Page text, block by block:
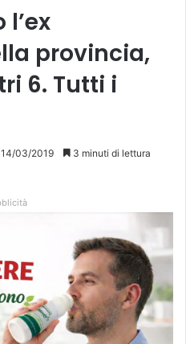
l’ex
provincia,
6. Tutti i
14/03/2019 3 minuti di lettura